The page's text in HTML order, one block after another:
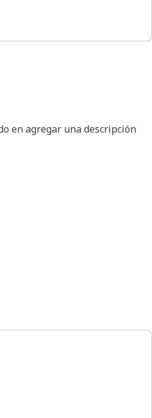
en agregar una descripción